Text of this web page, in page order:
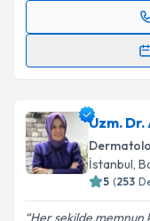
Randevu
için bir takvim
E-posta
Uzm. Dr.
İstanbul,
5 (253
Her şekilde memnun